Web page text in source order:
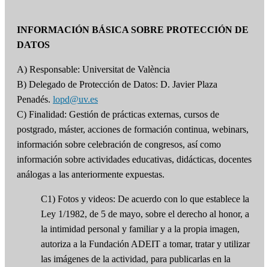
INFORMACIÓN BÁSICA SOBRE PROTECCIÓN DE
DATOS
A) Responsable: Universitat de València
B) Delegado de Protección de Datos: D. Javier Plaza
Penadés. lopd@uv.es
C) Finalidad: Gestión de prácticas externas, cursos de
postgrado, máster, acciones de formación continua, webinars,
información sobre celebración de congresos, así como
información sobre actividades educativas, didácticas, docentes
análogas a las anteriormente expuestas.
C1) Fotos y videos: De acuerdo con lo que establece la
Ley 1/1982, de 5 de mayo, sobre el derecho al honor, a
la intimidad personal y familiar y a la propia imagen,
autoriza a la Fundación ADEIT a tomar, tratar y utilizar
las imágenes de la actividad, para publicarlas en la